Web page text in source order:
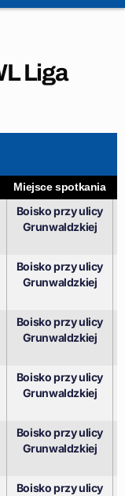
Liga
Miejsce spotkania
Boisko przy ulicy
Grunwaldzkiej
Boisko przy ulicy
Grunwaldzkiej
Boisko przy ulicy
Grunwaldzkiej
Boisko przy ulicy
Grunwaldzkiej
Boisko przy ulicy
Grunwaldzkiej
Boisko przy ulicy